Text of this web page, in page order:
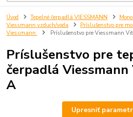
Úvod Tepelné čerpadlá VIESSMANN
Viessmann vzduch/voda
Príslušenstvo pre
Viessmann
Príslušenstvo pre Viessmann
Príslušenstvo pre
čerpadlá
A
Upresniť